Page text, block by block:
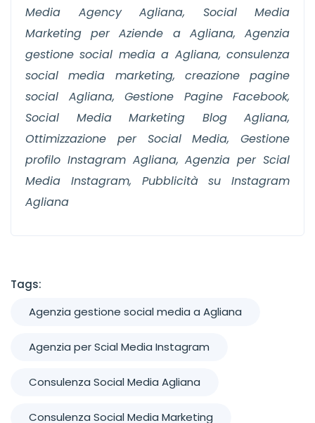
Media Agency Agliana, Social Media
Marketing per Aziende a Agliana, Agenzia
gestione social media a Agliana, consulenza
social media marketing, creazione pagine
social Agliana, Gestione Pagine Facebook,
Social Media Marketing Blog Agliana,
Ottimizzazione per Social Media, Gestione
profilo Instagram Agliana, Agenzia per Scial
Media Instagram, Pubblicità su Instagram
Agliana
Tags:
Agenzia gestione social media a Agliana
Agenzia per Scial Media Instagram
Consulenza Social Media Agliana
Consulenza Social Media Marketing